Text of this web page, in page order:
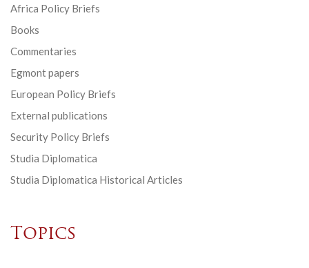
Africa Policy Briefs
Books
Commentaries
Egmont papers
European Policy Briefs
External publications
Security Policy Briefs
Studia Diplomatica
Studia Diplomatica Historical Articles
Topics